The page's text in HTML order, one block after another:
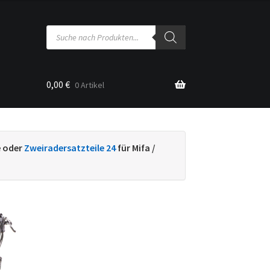
Products
search
0,00 € 0 Artikel
oderZweiradersatzteile 24für Mifa /